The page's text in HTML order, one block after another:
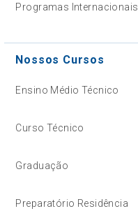
Programas Internacionais
Nossos Cursos
Ensino Médio Técnico
Curso Técnico
Graduação
Preparatório Residência